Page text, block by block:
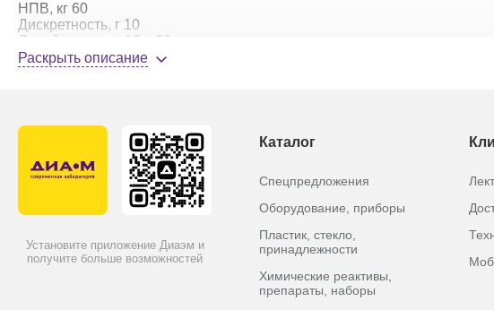
НПВ, кг 60
Дискретность, г 10
Линейность, г ± 10…30
Размер платформы, мм 305x355x
Раскрыть описание
Установите приложение Диаэм и
получите больше возможностей
Каталог
Спецпредложения
Оборудование, приборы
Пластик, стекло,
принадлежности
Химические реактивы,
препараты, наборы